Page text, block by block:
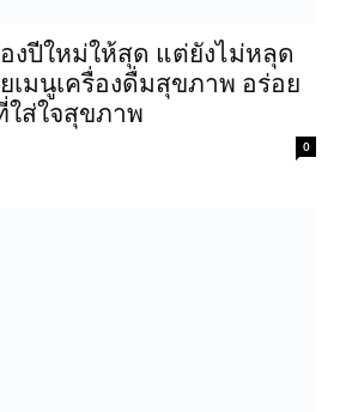
งปีใหม่ให้สุด แต่ยังไม่หลุด
เมนูเครื่องดื่มสุขภาพ อร่อย
ใส่ใจสุขภาพ
0